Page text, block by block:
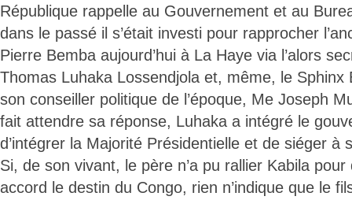
République rappelle au Gouvernement et au
dans le passé il s’était investi pour rapprocher
Pierre Bemba aujourd’hui à La Haye via l’alors
Thomas Luhaka Lossendjola et, même, le Sphinx
son conseiller politique de l’époque, Me Joseph
fait attendre sa réponse, Luhaka a intégré le
d’intégrer la Majorité Présidentielle et de siéger à
Si, de son vivant, le père n’a pu rallier Kabila
accord le destin du Congo, rien n’indique que le